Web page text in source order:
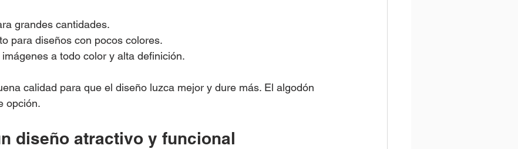
grandes cantidades.
para diseños con pocos colores.
a todo color y alta definición.
calidad para que el diseño luzca mejor y dure más. El algodón
opción.
diseño atractivo y funcional